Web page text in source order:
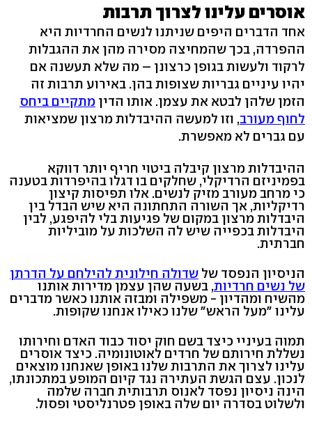
אוסרים עלינו לצרוך תרבות
אחד הדברים היפים שניתנו לנשים החרדיות היא
ההפרדה, בכך שהמחיצה מסירה מהן את ההגבלות
לרקוד ולעשות בגופן כרצונן – מה שלא תעשנה אם
יהיו עיניים גבריות שצופות בהן. באירוע תרבות זה
הזמן שלהן לבטא את עצמן. אותו הדין מתקיים ביחס
לחוף מעורב, וזו למעשה ההיבדלות מרצון שמציאות
עם גברים לא מאפשרת.
ההיבדלות מרצון קיבלה ביטוי חריף יותר דווקא
בפמיניזם הרדיקלי, שחלקים בו דגלו בהיפרדות בטענה
כי מרחב מעורב מזיק לנשים. אלו תפיסות קיצון
רדיקליות, אך השורה התחתונה היא שיש הבדל בין
היבדלות מרצון במקום של פגיעות בלי להיפגע, לבין
היבדלות בכפייה שיש לה השלכות על מוביליות
חברתית.
הניסיון הנפסד של שדולה חילונית להילחם על הדרתן
של נשים חרדיות, בשעה שהן עצמן מדירות אותנו
מהשיח ומהדיון - משפילה ומבזה אותנו כאשר מדברים
עלינו "מעל הראש" שלנו כאילו אנחנו שקופות.
תמוה בעיניי כיצד בשם חוק יסוד כבוד האדם וחירותו
נשללת חירותם של חרדים לאוטונומיה. כיצד אוסרים
עלינו לצרוך את התרבות שלנו באופן שאנחנו מוצאים
לנכון. עצם הגשת העתירה נגד קיום המופע במתכונתו,
הינה ניסיון נפסד לאנוס תרבותית חברה שלמה
ולשלוט בסדרה יום שלה באופן פטרנליסטי ופסול.